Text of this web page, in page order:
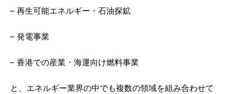
– 再生可能エネルギー・石油探鉱
– 発電事業
– 香港での産業・海運向け燃料事業
と、エネルギー業界の中でも複数の領域を組み合わせて